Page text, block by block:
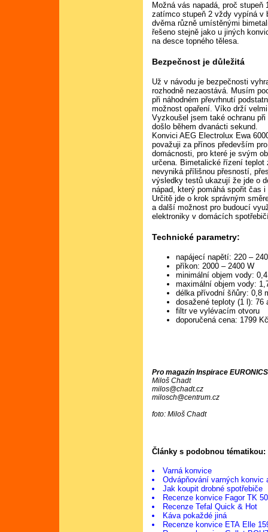
Možná vás napadá, proč
zatímco stupeň 2 vždy vypíná v
dvěma různě umístěnými
řešeno stejně jako u jiných
na desce topného tělesa.
Bezpečnost je důležitá
Už v návodu je bezpečnosti
rozhodně nezaostává. Musím
při náhodném převrhnutí
možnost opaření. Víko drží
Vyzkoušel jsem také ochranu
došlo během dvanácti sekund.
Konvici AEG Electrolux Ewa
považuji za přínos především
domácnosti, pro které je svým
určena. Bimetalické řízení teplot
nevyniká přílišnou přesností,
výsledky testů ukazují že jde o
nápad, který pomáhá spořit čas i
Určitě jde o krok správným
a další možnost pro budoucí
elektroniky v domácích
Technické parametry:
napájecí napětí: 220 –
příkon: 2000 – 2400 W
minimální objem vody:
maximální objem vody:
délka přívodní šňůry: 0,8
dosažené teploty (1 l): 76
filtr ve vylévacím otvoru
doporučená cena: 1799
Pro magazín Inspirace
Miloš Chadt
milos@chadt.cz
milosch@centrum.cz
foto: Miloš Chadt
Články s podobnou tématikou:
Varná konvice
Odvápňování varných konvic
Jak koupit drobné spotřebiče
Recenze konvice Fagor TK
Recenze Tefal Quick & Hot
Káva pokaždé jiná
Recenze konvice ETA Elle